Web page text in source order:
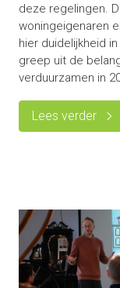
deze regelingen.
woningeigenaren
hier duidelijkheid
greep uit de
verduurzamen in
Lees verder